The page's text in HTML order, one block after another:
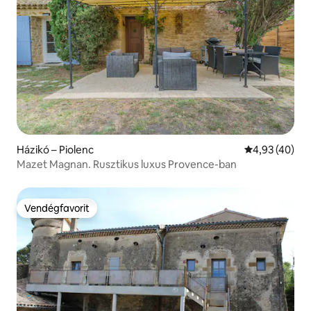
Házikó – Piolenc Átlagos
4,93 (40)
Mazet Magnan. Rusztikus luxus Provence-ban
Vendégfavorit
Vendégfavorit